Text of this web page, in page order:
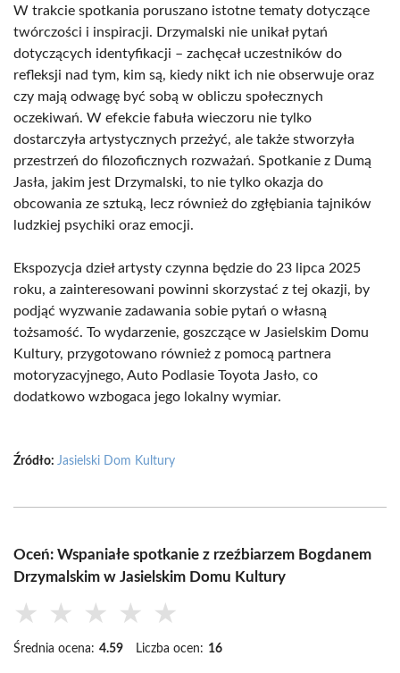
W trakcie spotkania poruszano istotne tematy dotyczące
twórczości i inspiracji. Drzymalski nie unikał pytań
dotyczących identyfikacji – zachęcał uczestników do
refleksji nad tym, kim są, kiedy nikt ich nie obserwuje oraz
czy mają odwagę być sobą w obliczu społecznych
oczekiwań. W efekcie fabuła wieczoru nie tylko
dostarczyła artystycznych przeżyć, ale także stworzyła
przestrzeń do filozoficznych rozważań. Spotkanie z Dumą
Jasła, jakim jest Drzymalski, to nie tylko okazja do
obcowania ze sztuką, lecz również do zgłębiania tajników
ludzkiej psychiki oraz emocji.
Ekspozycja dzieł artysty czynna będzie do 23 lipca 2025
roku, a zainteresowani powinni skorzystać z tej okazji, by
podjąć wyzwanie zadawania sobie pytań o własną
tożsamość. To wydarzenie, goszczące w Jasielskim Domu
Kultury, przygotowano również z pomocą partnera
motoryzacyjnego, Auto Podlasie Toyota Jasło, co
dodatkowo wzbogaca jego lokalny wymiar.
Źródło: Jasielski Dom Kultury
Oceń: Wspaniałe spotkanie z rzeźbiarzem Bogdanem
Drzymalskim w Jasielskim Domu Kultury
★ ★ ★ ★ ★
Średnia ocena: 4.59 Liczba ocen: 16